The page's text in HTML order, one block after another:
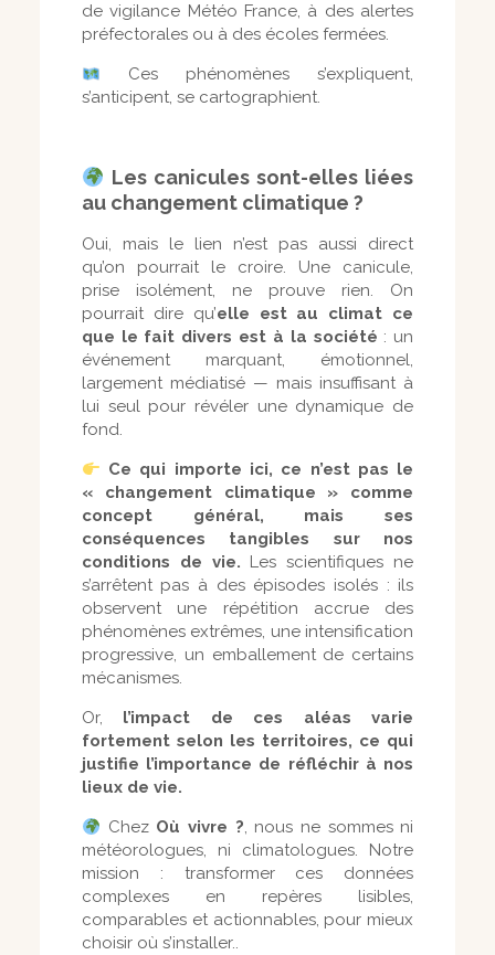
de vigilance Météo France, à des alertes
préfectorales ou à des écoles fermées.
Ces phénomènes s’expliquent,
s’anticipent, se cartographient.
Les canicules sont-elles liées
au changement climatique ?
Oui, mais le lien n’est pas aussi direct
qu’on pourrait le croire. Une canicule,
prise isolément, ne prouve rien. On
pourrait dire qu’elle est au climat ce
que le fait divers est à la société : un
événement marquant, émotionnel,
largement médiatisé — mais insuffisant à
lui seul pour révéler une dynamique de
fond.
Ce qui importe ici, ce n’est pas le
« changement climatique » comme
concept général, mais ses
conséquences tangibles sur nos
conditions de vie. Les scientifiques ne
s’arrêtent pas à des épisodes isolés : ils
observent une répétition accrue des
phénomènes extrêmes, une intensification
progressive, un emballement de certains
mécanismes.
Or, l’impact de ces aléas varie
fortement selon les territoires, ce qui
justifie l’importance de réfléchir à nos
lieux de vie.
Chez Où vivre ?, nous ne sommes ni
météorologues, ni climatologues. Notre
mission : transformer ces données
complexes en repères lisibles,
comparables et actionnables, pour mieux
choisir où s’installer..